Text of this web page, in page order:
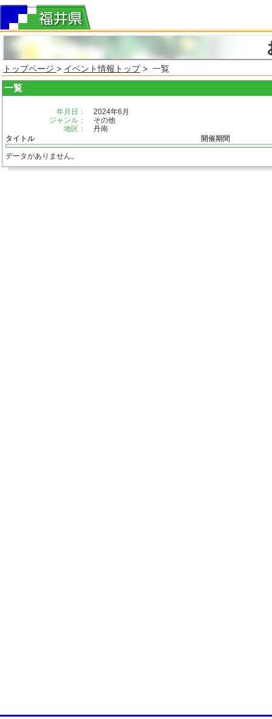
トップページ > イベント情報トップ> 一覧
一覧
年月日：
2024年6月
ジャンル：
その他
地区：
丹南
タイトル
開催期間
データがありません。